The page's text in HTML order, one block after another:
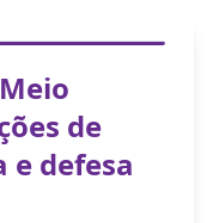
de
defesa